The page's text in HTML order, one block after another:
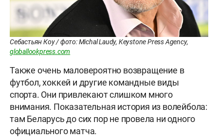
Себастьян Коу / фото: Michal Laudy, Keystone Press Agency,
globallookpress.com
Также очень маловероятно возвращение в
футбол, хоккей и другие командные виды
спорта. Они привлекают слишком много
внимания. Показательная история из волейбола:
там Беларусь до сих пор не провела ни одного
официального матча.